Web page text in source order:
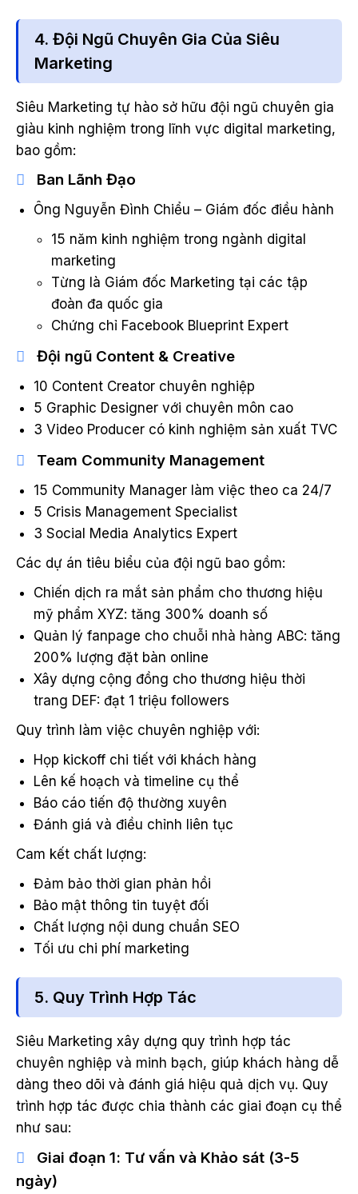
4. Đội Ngũ Chuyên Gia Của Siêu
Marketing
Siêu Marketing tự hào sở hữu đội ngũ chuyên gia
giàu kinh nghiệm trong lĩnh vực digital marketing,
bao gồm:
Ban Lãnh Đạo
Ông Nguyễn Đình Chiểu – Giám đốc điều hành
15 năm kinh nghiệm trong ngành digital
marketing
Từng là Giám đốc Marketing tại các tập
đoàn đa quốc gia
Chứng chỉ Facebook Blueprint Expert
Đội ngũ Content & Creative
10 Content Creator chuyên nghiệp
5 Graphic Designer với chuyên môn cao
3 Video Producer có kinh nghiệm sản xuất TVC
Team Community Management
15 Community Manager làm việc theo ca 24/7
5 Crisis Management Specialist
3 Social Media Analytics Expert
Các dự án tiêu biểu của đội ngũ bao gồm:
Chiến dịch ra mắt sản phẩm cho thương hiệu
mỹ phẩm XYZ: tăng 300% doanh số
Quản lý fanpage cho chuỗi nhà hàng ABC: tăng
200% lượng đặt bàn online
Xây dựng cộng đồng cho thương hiệu thời
trang DEF: đạt 1 triệu followers
Quy trình làm việc chuyên nghiệp với:
Họp kickoff chi tiết với khách hàng
Lên kế hoạch và timeline cụ thể
Báo cáo tiến độ thường xuyên
Đánh giá và điều chỉnh liên tục
Cam kết chất lượng:
Đảm bảo thời gian phản hồi
Bảo mật thông tin tuyệt đối
Chất lượng nội dung chuẩn SEO
Tối ưu chi phí marketing
5. Quy Trình Hợp Tác
Siêu Marketing xây dựng quy trình hợp tác
chuyên nghiệp và minh bạch, giúp khách hàng dễ
dàng theo dõi và đánh giá hiệu quả dịch vụ. Quy
trình hợp tác được chia thành các giai đoạn cụ thể
như sau:
Giai đoạn 1: Tư vấn và Khảo sát (3-5
ngày)